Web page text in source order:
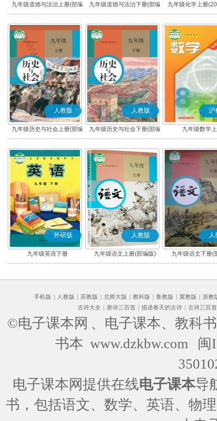
九年级道德与法治上册(部编
版)
九年级道德与法治下册(部编
版)
九年级化学上册
人教版
九年级历史与社会上册(部编
版)
人教版
九年级历史与社会下册(部编
版)
沪
九年级数学
外研版
九年级英语下册
人教版
九年级语文上册(部编版)
人
九年级语文下册(
手机版 人教版 苏教版 北师大版 教科版 鲁教版 冀教版
浙教
古诗大全
唐诗三百首 描述春天的古诗 古诗三百首
©电子课本网 、电子课本、教科
书本 www.dzkbw.com
闽
电子课本网提供在线电子课本导
书，包括语文、数学、英语、物